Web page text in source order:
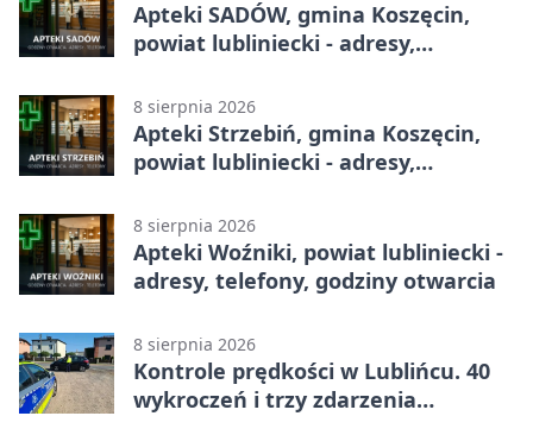
Apteki SADÓW, gmina Koszęcin,
powiat lubliniecki - adresy,
8 sierpnia 2026
Apteki Strzebiń, gmina Koszęcin,
powiat lubliniecki - adresy,
8 sierpnia 2026
Apteki Woźniki, powiat lubliniecki -
adresy, telefony, godziny otwarcia
8 sierpnia 2026
Kontrole prędkości w Lublińcu. 40
wykroczeń i trzy zdarzenia